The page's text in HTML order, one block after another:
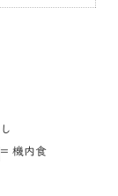
し
= 機内食